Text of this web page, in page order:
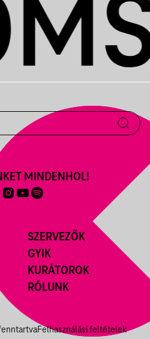
SZERVEZŐK
GYIK
KURÁTOROK
RÓLUNK
MINDENHOL!
Felhasználási feltételek